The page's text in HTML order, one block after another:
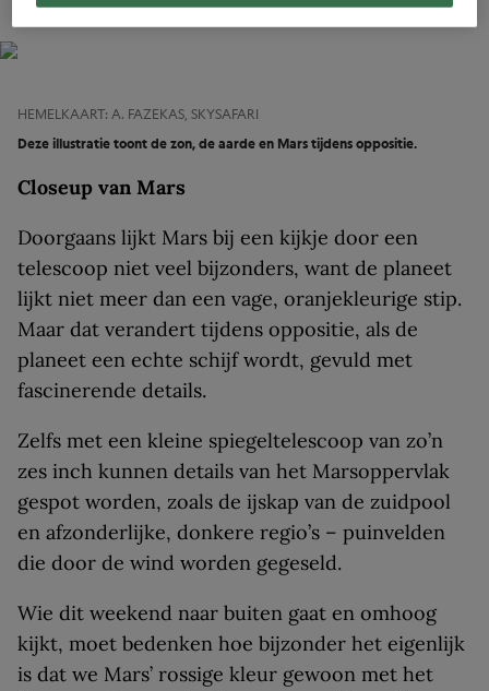
opkomen.
HEMELKAART: A. FAZEKAS, SKYSAFARI
Deze illustratie toont de zon, de aarde en Mars tijdens oppositie.
Closeup van Mars
Doorgaans lijkt Mars bij een kijkje door een
telescoop niet veel bijzonders, want de planeet
lijkt niet meer dan een vage, oranjekleurige stip.
Maar dat verandert tijdens oppositie, als de
planeet een echte schijf wordt, gevuld met
fascinerende details.
Zelfs met een kleine spiegeltelescoop van zo’n
zes inch kunnen details van het Marsoppervlak
gespot worden, zoals de ijskap van de zuidpool
en afzonderlijke, donkere regio’s – puinvelden
die door de wind worden gegeseld.
Wie dit weekend naar buiten gaat en omhoog
kijkt, moet bedenken hoe bijzonder het eigenlijk
is dat we Mars’ rossige kleur gewoon met het